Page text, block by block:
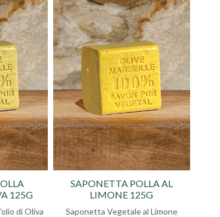
125G
di Oliva
SAPONETTA POLLA AL
LIMONE 125G
Saponetta Vegetale al Limone